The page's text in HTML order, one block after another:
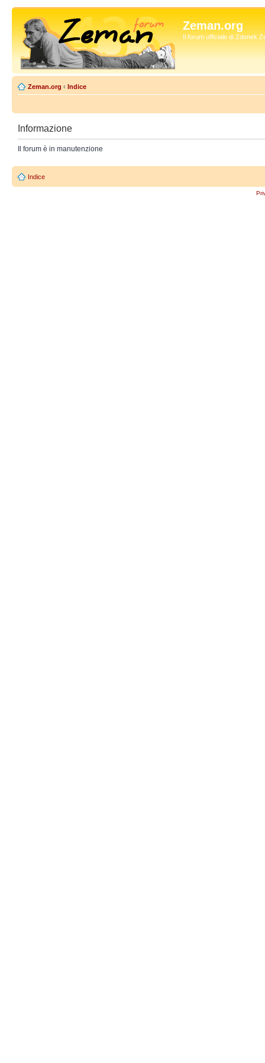
Zeman.org
Il forum ufficiale di Zdenek
Zeman.org ‹ Indice
Informazione
Il forum è in manutenzione
Indice